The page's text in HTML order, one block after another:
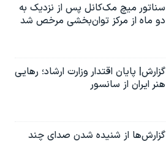
سناتور میچ مک‌کانل پس از نزدیک به
دو ماه از مرکز توان‌بخشی مرخص شد
گزارش| پایان اقتدار وزارت ارشاد؛ رهایی
هنر ایران از سانسور
گزارش‌ها از شنیده شدن صدای چند